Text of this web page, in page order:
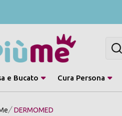
Cerca
e Bucato Cura Persona
DERMOMED